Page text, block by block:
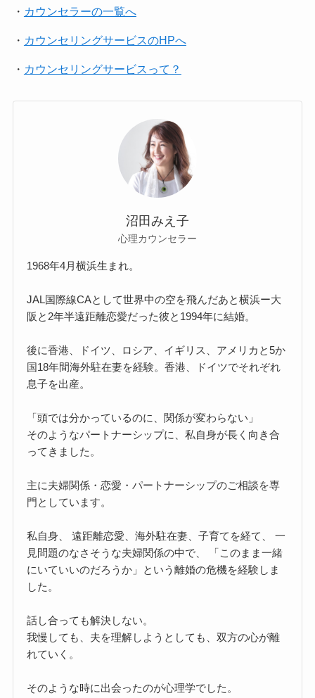
・ カウンセラーの一覧へ
・ カウンセリングサービスのHPへ
・ カウンセリングサービスって？
沼田みえ子
心理カウンセラー
1968年4月横浜生まれ。
JAL国際線CAとして世界中の空を飛んだあと横浜ー大
阪と2年半遠距離恋愛だった彼と1994年に結婚。
後に香港、ドイツ、ロシア、イギリス、アメリカと5か
国18年間海外駐在妻を経験。香港、ドイツでそれぞれ
息子を出産。
「頭では分かっているのに、関係が変わらない」
そのようなパートナーシップに、私自身が長く向き合
ってきました。
主に夫婦関係・恋愛・パートナーシップのご相談を専
門としています。
私自身、 遠距離恋愛、海外駐在妻、子育てを経て、 一
見問題のなさそうな夫婦関係の中で、 「このまま一緒
にいていいのだろうか」という離婚の危機を経験しま
した。
話し合っても解決しない。
我慢しても、夫を理解しようとしても、双方の心が離
れていく。
そのような時に出会ったのが心理学でした。